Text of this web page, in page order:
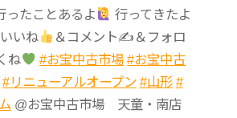
ったことあるよ
行ってきたよ
いね
＆コメント✍ ＆フォロ
ね #お宝中古市場 #お宝中古
#リニューアルオープン #山形 #
@お宝中古市場 天童・南店